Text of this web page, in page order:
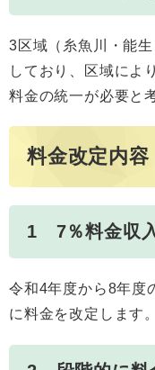
3区域（糸魚川・能
しており、区域によ
料金の統一が必要と
料金改定内容
1 7％料金収入
令和4年度から8年度
に料金を改定します。